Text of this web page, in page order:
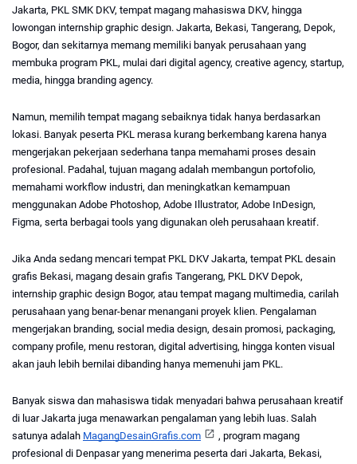
Jakarta, PKL SMK DKV, tempat magang mahasiswa DKV, hingga
lowongan internship graphic design. Jakarta, Bekasi, Tangerang, Depok,
Bogor, dan sekitarnya memang memiliki banyak perusahaan yang
membuka program PKL, mulai dari digital agency, creative agency, startup,
media, hingga branding agency.
Namun, memilih tempat magang sebaiknya tidak hanya berdasarkan
lokasi. Banyak peserta PKL merasa kurang berkembang karena hanya
mengerjakan pekerjaan sederhana tanpa memahami proses desain
profesional. Padahal, tujuan magang adalah membangun portofolio,
memahami workflow industri, dan meningkatkan kemampuan
menggunakan Adobe Photoshop, Adobe Illustrator, Adobe InDesign,
Figma, serta berbagai tools yang digunakan oleh perusahaan kreatif.
Jika Anda sedang mencari tempat PKL DKV Jakarta, tempat PKL desain
grafis Bekasi, magang desain grafis Tangerang, PKL DKV Depok,
internship graphic design Bogor, atau tempat magang multimedia, carilah
perusahaan yang benar-benar menangani proyek klien. Pengalaman
mengerjakan branding, social media design, desain promosi, packaging,
company profile, menu restoran, digital advertising, hingga konten visual
akan jauh lebih bernilai dibanding hanya memenuhi jam PKL.
Banyak siswa dan mahasiswa tidak menyadari bahwa perusahaan kreatif
di luar Jakarta juga menawarkan pengalaman yang lebih luas. Salah
satunya adalah MagangDesainGrafis.com
, program magang
profesional di Denpasar yang menerima peserta dari Jakarta, Bekasi,